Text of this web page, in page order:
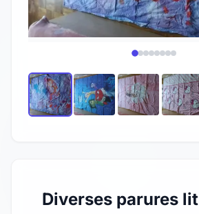
Diverses parures lit